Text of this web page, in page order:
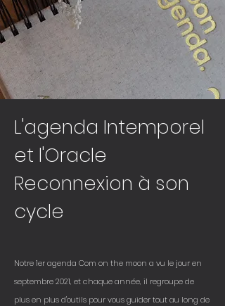
L'agenda Intemporel
et l'Oracle
Reconnexion à son
cycle
Notre 1er agenda Com on the moon a vu le jour en
septembre 2021, et chaque année, il regroupe de
plus en plus d'outils pour vous guider tout au long de